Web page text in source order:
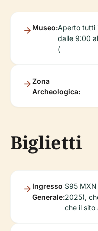
Museo:Aperto tutti
dalle 9:00
(
Zona
Archeologica:
Biglietti
Ingresso
Generale:
$95
2025),
che il sito